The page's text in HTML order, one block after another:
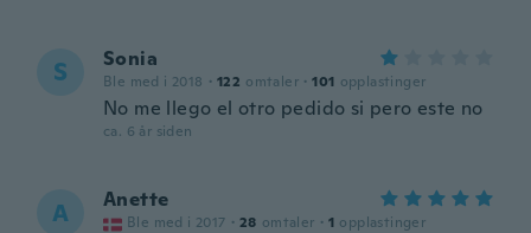
S Sonia
Ble med i 2018 · 122 omtaler · 101 opplastinger
No me llego el otro pedido si pero este no
ca. 6 år siden
A Anette
Ble med i 2017 · 28 omtaler · 1 opplastinger